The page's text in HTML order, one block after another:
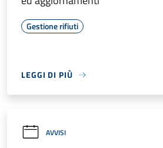
Gestione rifiuti
LEGGI DI PIÙ
AVVISI